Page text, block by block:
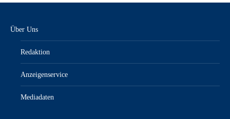
Über Uns
Redaktion
Anzeigenservice
Mediadaten